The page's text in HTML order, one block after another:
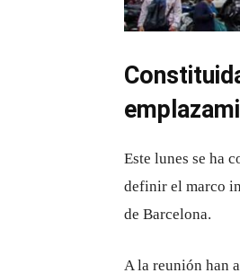
Este lunes se ha
definir el marco
de Barcelona.
A la reunión han